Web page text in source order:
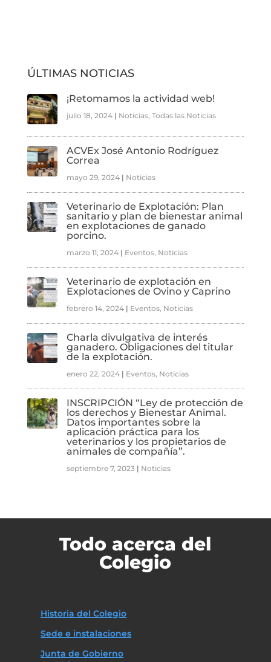
e
r
a
t
i
v
e
:
ÚLTIMAS NOTICIAS
¡Retomamos la actividad web!
julio 18, 2024| Noticias, Todas las Noticias
ACVEx José Antonio Rodríguez
Correa
mayo 29, 2024| Noticias
Veterinario de Explotación: Plan
sanitario y plan de bienestar animal
en explotaciones de ganado
porcino.
marzo 11, 2024| Eventos, Noticias
Veterinario de explotación en
Explotaciones de Ovino y Caprino
febrero 14, 2024| Eventos, Noticias
Charla divulgativa de interés
ganadero. Obligaciones del titular
de la explotación.
enero 22, 2024| Eventos, Noticias
INSCRIPCIÓN “Ley de protección de
los derechos y Bienestar Animal.
Datos importantes sobre la
aplicación práctica para los
veterinarios y los propietarios de
animales de compañía”.
septiembre 7, 2023| Noticias
Todo acerca del
Colegio
Historia del Colegio
Sede e instalaciones
Junta de Gobierno